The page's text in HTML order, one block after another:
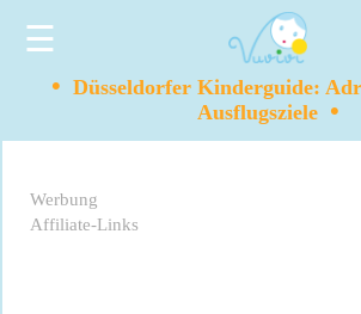
☰
• Düsseldorfer Kinderguide:
Ausflugsziele •
Werbung
Affiliate-Links